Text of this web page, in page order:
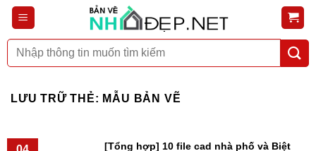
Bỏ
qua
nộiTìm
kiếm:
LƯU TRỮ THẺ: MẪU BẢN VẼ
[Tổng hợp] 10 file cad nhà phố và Biệt